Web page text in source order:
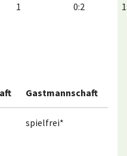
1 0:2
Gastmannschaft
spielfrei*